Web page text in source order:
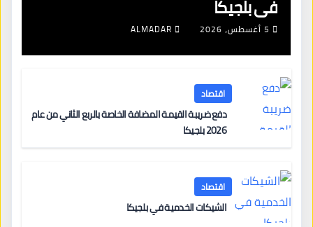
في بلجيكا
5 أغسطس، 2026 ALMADAR
اقتصاد
دفع ضريبة القيمة المضافة الخاصة بالربع الثاني من عام
2026 بلجيكا
اقتصاد
الشيكات الخدمية في بلجيكا